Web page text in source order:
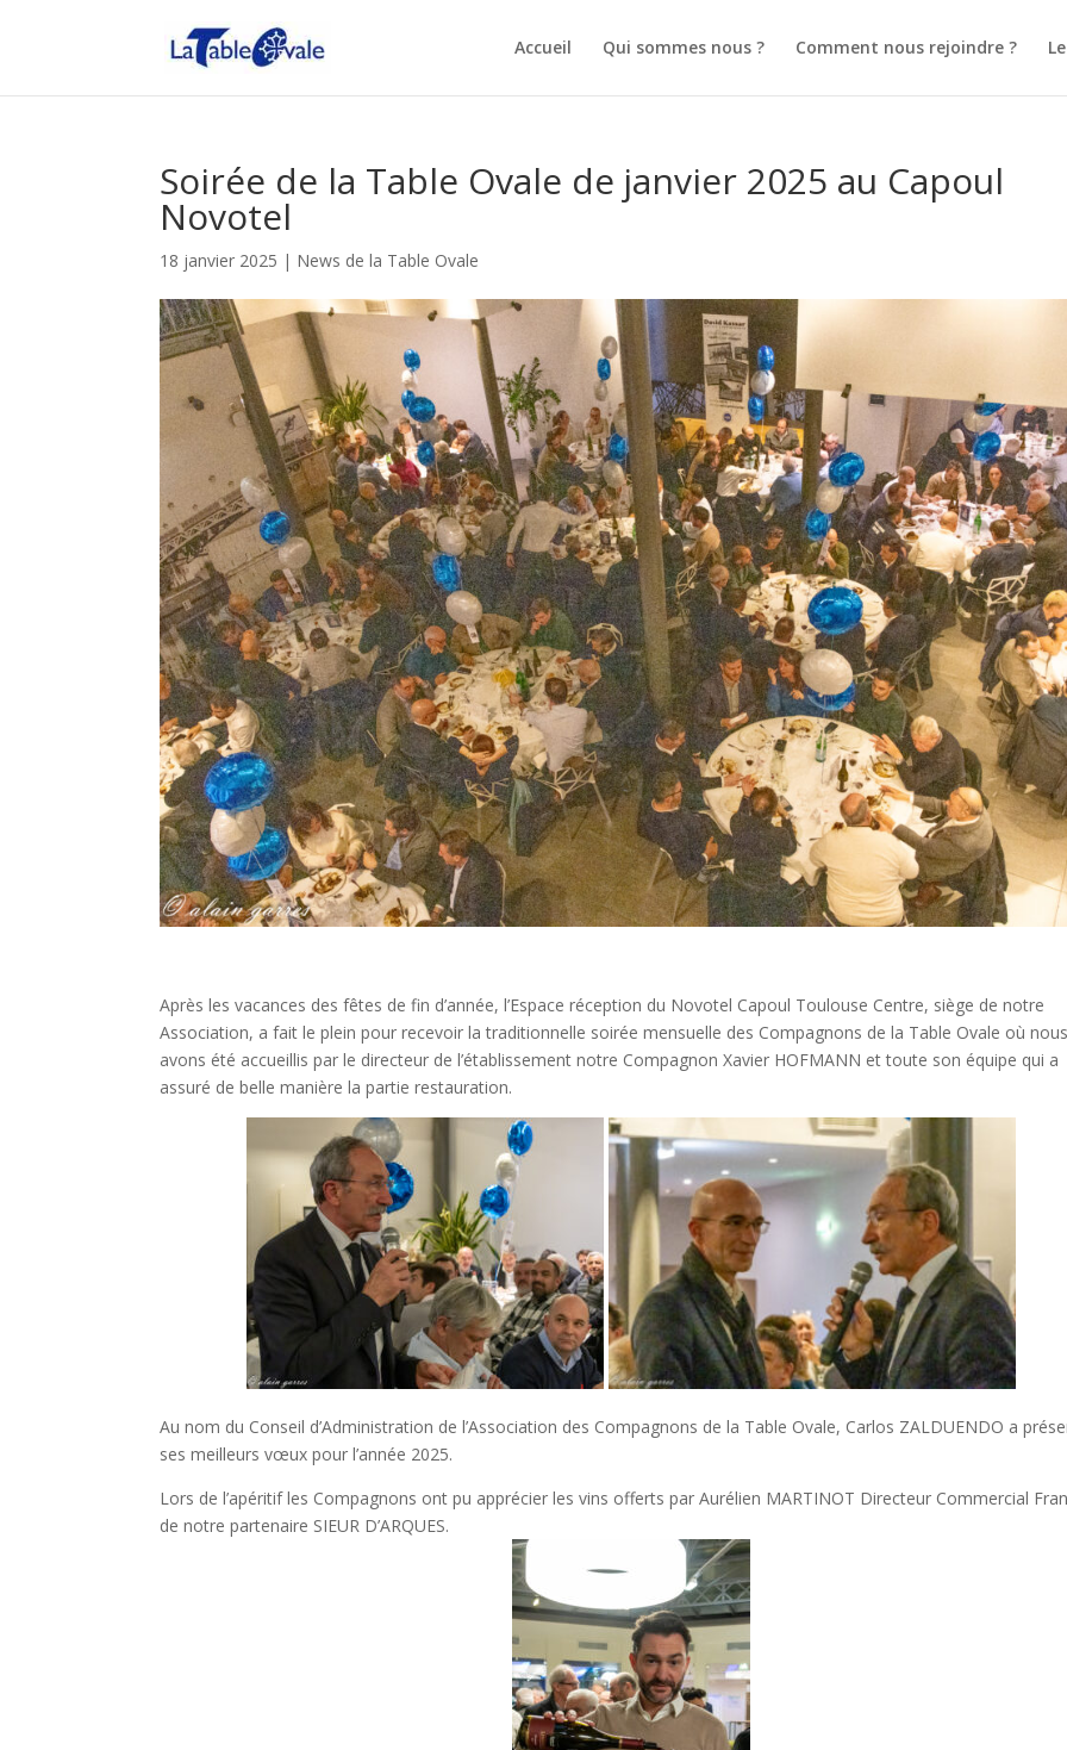
Accueil Qui sommes nous ? Comment nous rejoindre ?
Soirée de la Table Ovale de janvier 2025 au Capoul
Novotel
18 janvier 2025 | News de la Table Ovale
Après les vacances des fêtes de fin d’année, l’Espace réception du Novotel Capoul Toulouse Centre, siège de notre
Association, a fait le plein pour recevoir la traditionnelle soirée mensuelle des Compagnons de la Table Ovale où
avons été accueillis par le directeur de l’établissement notre Compagnon Xavier HOFMANN et toute son équipe qui a
assuré de belle manière la partie restauration.
Au nom du Conseil d’Administration de l’Association des Compagnons de la Table Ovale, Carlos ZALDUENDO a
ses meilleurs vœux pour l’année 2025.
Lors de l’apéritif les Compagnons ont pu apprécier les vins offerts par Aurélien MARTINOT Directeur Commercial
de notre partenaire SIEUR D’ARQUES.